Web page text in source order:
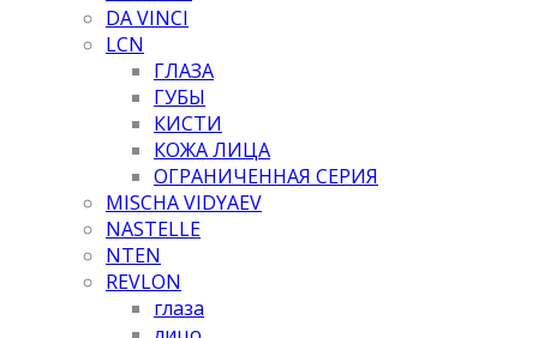
DA VINCI
LCN
ГЛАЗА
ГУБЫ
КИСТИ
КОЖА ЛИЦА
ОГРАНИЧЕННАЯ СЕРИЯ
MISCHA VIDYAEV
NASTELLE
NTEN
REVLON
глаза